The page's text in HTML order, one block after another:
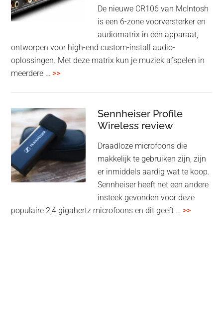
De nieuwe CR106 van McIntosh
is een 6-zone voorversterker en
audiomatrix in één apparaat,
ontworpen voor high-end custom-install audio-
oplossingen. Met deze matrix kun je muziek afspelen in
meerdere … >>overMcIntosh
audiomatrix
voor
high-
end
multiroom
Sennheiser Profile
Wireless review
Draadloze microfoons die
makkelijk te gebruiken zijn, zijn
er inmiddels aardig wat te koop.
Sennheiser heeft net een andere
insteek gevonden voor deze
populaire 2,4 gigahertz microfoons en dit geeft … >>